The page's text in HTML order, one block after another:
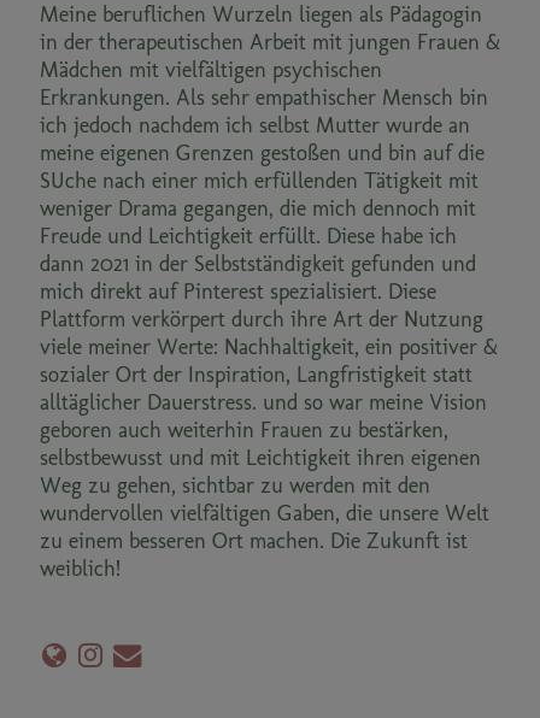
Meine beruflichen Wurzeln liegen als Pädagogin
in der therapeutischen Arbeit mit jungen Frauen &
Mädchen mit vielfältigen psychischen
Erkrankungen. Als sehr empathischer Mensch bin
ich jedoch nachdem ich selbst Mutter wurde an
meine eigenen Grenzen gestoßen und bin auf die
SUche nach einer mich erfüllenden Tätigkeit mit
weniger Drama gegangen, die mich dennoch mit
Freude und Leichtigkeit erfüllt. Diese habe ich
dann 2021 in der Selbstständigkeit gefunden und
mich direkt auf Pinterest spezialisiert. Diese
Plattform verkörpert durch ihre Art der Nutzung
viele meiner Werte: Nachhaltigkeit, ein positiver &
sozialer Ort der Inspiration, Langfristigkeit statt
alltäglicher Dauerstress. und so war meine Vision
geboren auch weiterhin Frauen zu bestärken,
selbstbewusst und mit Leichtigkeit ihren eigenen
Weg zu gehen, sichtbar zu werden mit den
wundervollen vielfältigen Gaben, die unsere Welt
zu einem besseren Ort machen. Die Zukunft ist
weiblich!